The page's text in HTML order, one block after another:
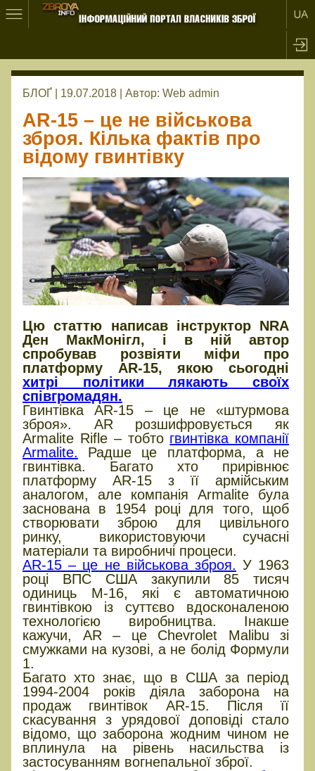
БЛОҐ | 19.07.2018 | Автор: Web admin
AR-15 – це не військова
зброя. Кілька фактів про
відому гвинтівку
Цю статтю написав інструктор NRA
Ден МакМонігл, і в ній автор
спробував розвіяти міфи про
платформу AR-15, якою сьогодні
хитрі політики лякають своїх
співгромадян.
Гвинтівка AR-15 – це не «штурмова
зброя». AR розшифровується як
Armalite Rifle – тобто гвинтівка компанії
Armalite. Радше це платформа, а не
гвинтівка. Багато хто прирівнює
платформу AR-15 з її армійським
аналогом, але компанія Armalite була
заснована в 1954 році для того, щоб
створювати зброю для цивільного
ринку, використовуючи сучасні
матеріали та виробничі процеси.
AR-15 – це не військова зброя. У 1963
році ВПС США закупили 85 тисяч
одиниць M-16, які є автоматичною
гвинтівкою із суттєво вдосконаленою
технологією виробництва. Інакше
кажучи, AR – це Chevrolet Malibu зі
смужками на кузові, а не болід Формули
1.
Багато хто знає, що в США за період
1994-2004 років діяла заборона на
продаж гвинтівок AR-15. Після її
скасування з урядової доповіді стало
відомо, що заборона жодним чином не
вплинула на рівень насильства із
застосуванням вогнепальної зброї.